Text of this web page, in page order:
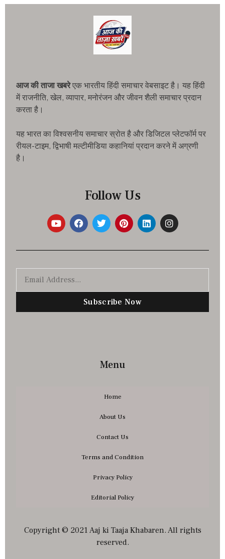
आज की ताजा खबरेएक भारतीय हिंदी समाचार वेबसाइट है। यह हिंदी
में राजनीति, खेल, व्यापार, मनोरंजन और जीवन शैली समाचार प्रदान
करता है।
यह भारत का विश्वसनीय समाचार स्रोत है और डिजिटल प्लेटफॉर्म पर
रीयल-टाइम, द्विभाषी मल्टीमीडिया कहानियां प्रदान करने में अग्रणी
है।
Follow Us
Subscribe Now
Menu
Home
About Us
Contact Us
Terms and Condition
Privacy Policy
Editorial Policy
Copyright © 2021 Aaj ki Taaja Khabaren. All rights
reserved.